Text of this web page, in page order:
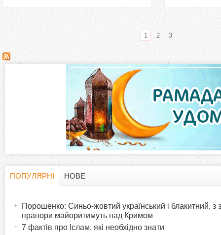
С
1 2 3
ПОПУЛЯРНІ
НОВЕ
Порошенко: Синьо-жовтий український і блакитний, з
прапори майоритимуть над Кримом
7 фактів про Іслам, які необхідно знати